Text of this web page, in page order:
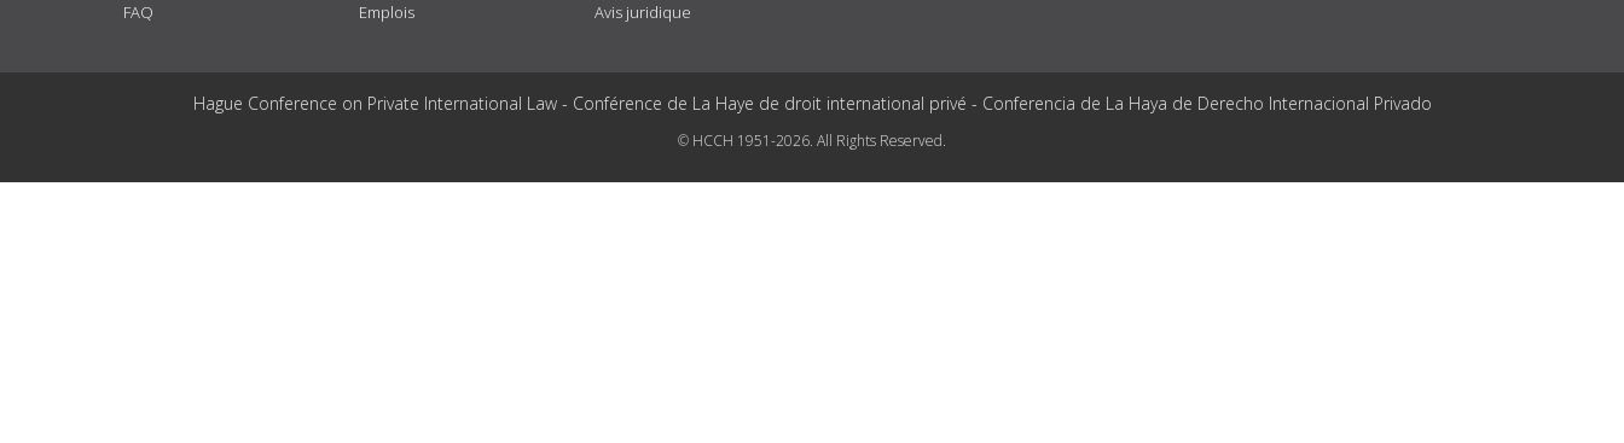
FAQ
Emplois
Avis juridique
Hague Conference on Private International Law - Conférence de La Haye de droit international privé - Conferencia de La Haya de Derecho Internacional Privado
© HCCH 1951-2026. All Rights Reserved.